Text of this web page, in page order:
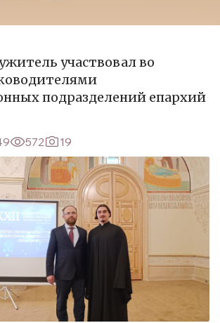
участвовал во
подразделений епархий
572 19